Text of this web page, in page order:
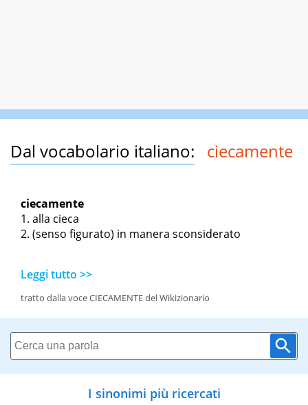
Dal vocabolario italiano: ciecamente
ciecamente
alla cieca
(senso figurato) in manera sconsiderato
Leggi tutto >>
tratto dalla voce CIECAMENTE del Wikizionario
I sinonimi più ricercati